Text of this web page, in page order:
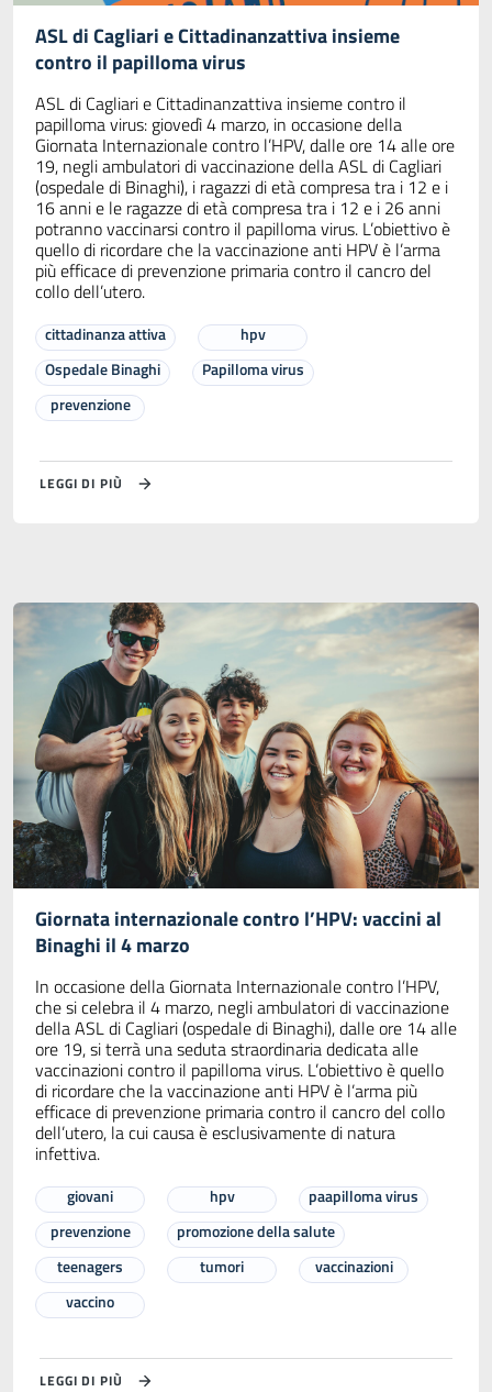
ASL di Cagliari e Cittadinanzattiva insieme
contro il papilloma virus
ASL di Cagliari e Cittadinanzattiva insieme contro il
papilloma virus: giovedì 4 marzo, in occasione della
Giornata Internazionale contro l’HPV, dalle ore 14 alle ore
19, negli ambulatori di vaccinazione della ASL di Cagliari
(ospedale di Binaghi), i ragazzi di età compresa tra i 12 e i
16 anni e le ragazze di età compresa tra i 12 e i 26 anni
potranno vaccinarsi contro il papilloma virus. L’obiettivo è
quello di ricordare che la vaccinazione anti HPV è l’arma
più efficace di prevenzione primaria contro il cancro del
collo dell’utero.
cittadinanza attiva
hpv
Ospedale Binaghi
Papilloma virus
prevenzione
LEGGI DI PIÙ
Giornata internazionale contro l’HPV: vaccini al
Binaghi il 4 marzo
In occasione della Giornata Internazionale contro l’HPV,
che si celebra il 4 marzo, negli ambulatori di vaccinazione
della ASL di Cagliari (ospedale di Binaghi), dalle ore 14 alle
ore 19, si terrà una seduta straordinaria dedicata alle
vaccinazioni contro il papilloma virus. L’obiettivo è quello
di ricordare che la vaccinazione anti HPV è l’arma più
efficace di prevenzione primaria contro il cancro del collo
dell’utero, la cui causa è esclusivamente di natura
infettiva.
giovani hpv
paapilloma virus
prevenzione
promozione della salute
teenagers
tumori
vaccinazioni
vaccino
LEGGI DI PIÙ